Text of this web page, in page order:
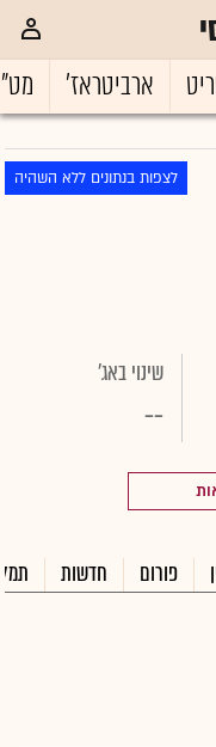
ארביטראז'
לצפות בנתונים ללא השהיה
שינוי באג'
--
פורום חדשות